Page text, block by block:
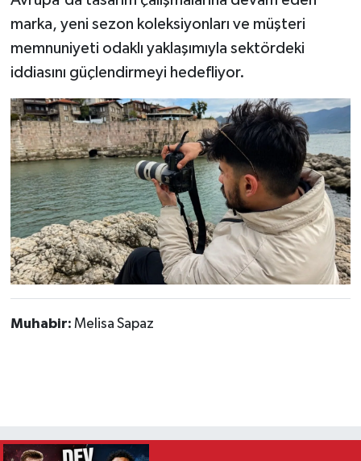
marka, yeni sezon koleksiyonları ve müşteri
memnuniyeti odaklı yaklaşımıyla sektördeki
iddiasını güçlendirmeyi hedefliyor.
Muhabir: Melisa Sapaz